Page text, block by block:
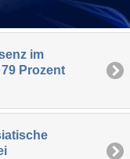
im
Prozent